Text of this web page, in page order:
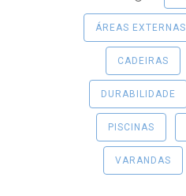
ÁREAS EXTERNAS
CADEIRAS
DURABILIDADE
PISCINAS
VARANDAS